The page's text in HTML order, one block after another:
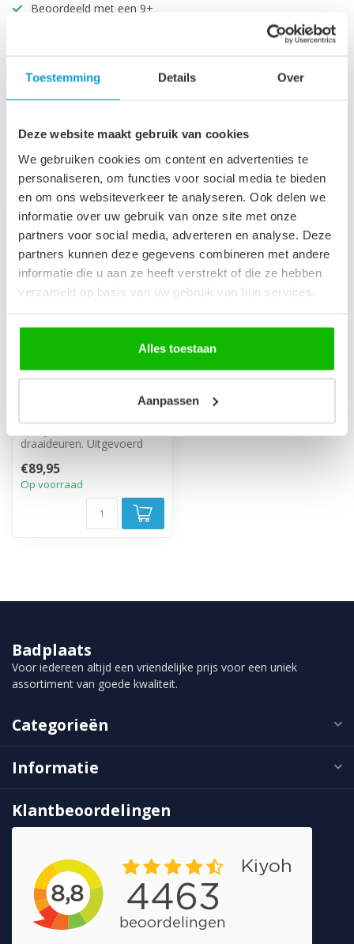
Toestemming Details Over
Deze website maakt gebruik van cookies
We gebruiken cookies om content en advertenties te
personaliseren, om functies voor social media te bieden
en om ons websiteverkeer te analyseren. Ook delen we
informatie over uw gebruik van onze site met onze
partners voor social media, adverteren en analyse. Deze
partners kunnen deze gegevens combineren met andere
informatie die u aan ze heeft verstrekt of die ze hebben
verzameld op basis van uw gebruik van hun services.
Alles toestaan
Aanpassen
Beoordeeld met een 9+
Specificaties
Recent bekeken
Spiegelkast Toledo 80
draaideuren. Uitgevoerd
breed, 20...
€89,95
Op voorraad
Badplaats
Voor iedereen altijd een vriendelijke prijs voor een uniek
assortiment van goede kwaliteit.
Categorieën
Informatie
Klantbeoordelingen